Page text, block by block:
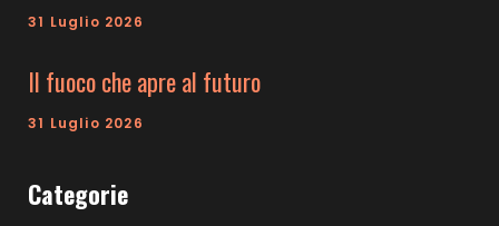
31 Luglio 2026
Il fuoco che apre al futuro
31 Luglio 2026
Categorie